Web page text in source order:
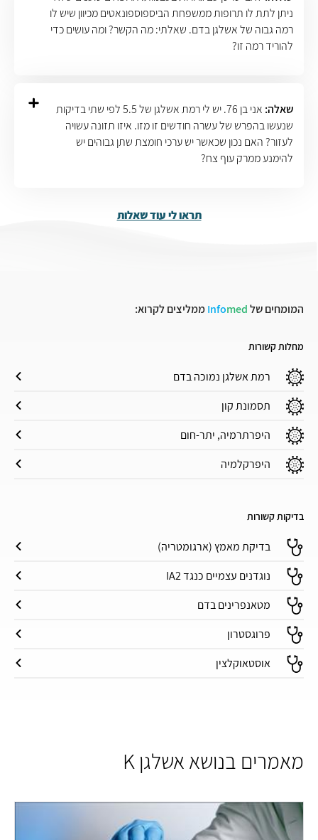
ניתן לתת לו תרופות ממשפחת הביספוספונאטים מכיוון שיש לו
רמה גבוה של אשלגן בדם. שאלתי: מה הקשר? ומה עושים כדי
להוריד רמה זו?
שאלה:
אני בן 76. יש לי רמת אשלגן של 5.5 לפי שתי בדיקות
שנעשו בהפרש של עשרה חודשים זו מזו. איזו תזונה עשויה
לעזור? האם נכון שכאשר יש ערכי חומצת שתן גבוהים יש
להימנע ממרק עוף צח?
תראו לי עוד שאלות
המומחים של Infomed ממליצים לקרוא:
מחלות קשורות
רמת אשלגן נמוכה בדם
תסמונת קון
היפרתרמיה, יתר-חום
היפרקלמיה
בדיקות קשורות
בדיקת מאמץ (ארגומטריה)
נוגדנים עצמיים כנגד IA2
מטאנפרינים בדם
פרוגסטרון
אוסטאוקלצין
מאמרים בנושא אשלגן K